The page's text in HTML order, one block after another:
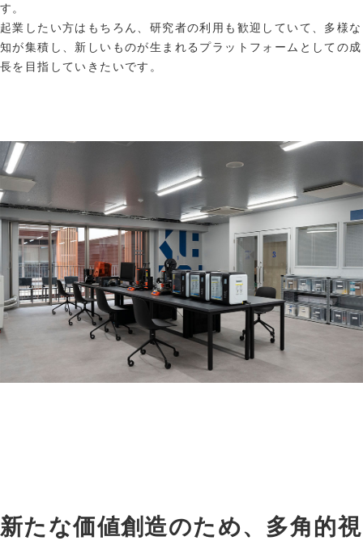
す。
起業したい方はもちろん、研究者の利用も歓迎していて、多様な
知が集積し、新しいものが生まれるプラットフォームとしての成
長を目指していきたいです。
新たな価値創造のため、多角的視